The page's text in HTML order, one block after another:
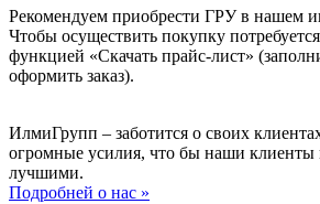
Рекомендуем приобрести ГРУ в нашем
Чтобы осуществить покупку
функцией «Скачать прайс-лист»
оформить заказ).
ИлмиГрупп – заботится о своих
огромные усилия, что бы наши клиенты
лучшими.
Подробней о нас »